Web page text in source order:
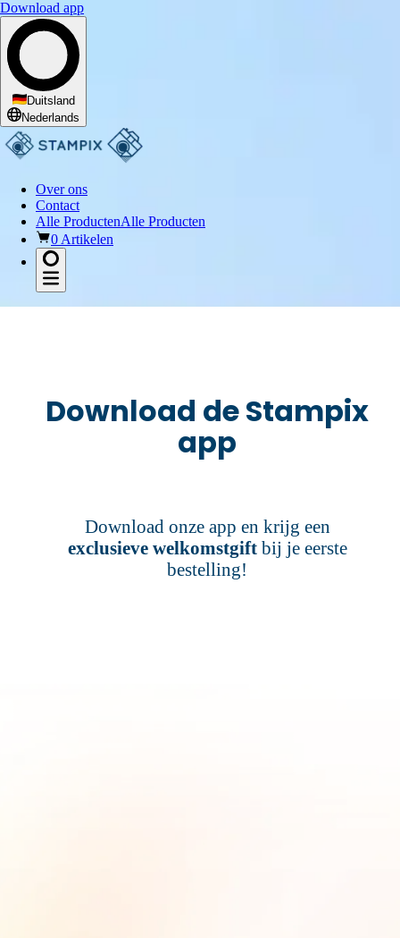
Download app
Duitsland
Nederlands
Over ons
Contact
Alle ProductenAlle Producten
0 Artikelen
Download de Stampix
app
Download onze app en krijg een
exclusieve welkomstgiftbij je eerste
bestelling!